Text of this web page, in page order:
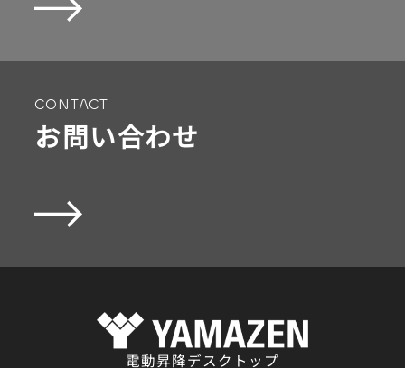
CONTACT
お問い合わせ
電動昇降デスクトップ